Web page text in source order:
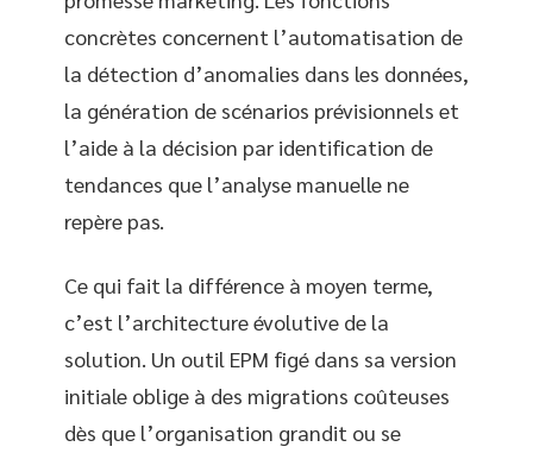
concrètes concernent l’automatisation de
la détection d’anomalies dans les données,
la génération de scénarios prévisionnels et
l’aide à la décision par identification de
tendances que l’analyse manuelle ne
repère pas.
Ce qui fait la différence à moyen terme,
c’est l’architecture évolutive de la
solution. Un outil EPM figé dans sa version
initiale oblige à des migrations coûteuses
dès que l’organisation grandit ou se